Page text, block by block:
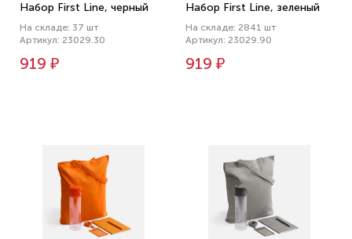
Набор First Line, черный
На складе: 37 шт
Артикул: 23029.30
919 ₽
Набор First Line, зеленый
На складе: 2841 шт
Артикул: 23029.90
919 ₽